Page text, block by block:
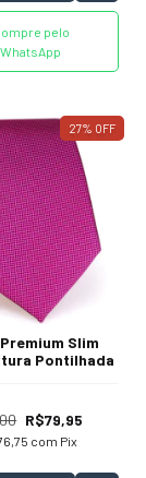
pelo
WhatsApp
27% OFF
Slim
Pontilhada
R$79,95
com Pix